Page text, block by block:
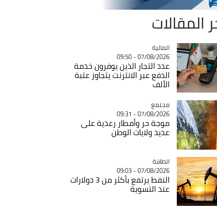
المقالات
Catégorie
المالية
07/08/2026 - 09:50
عدد التجار الذين يوفرون خدمة
الدفع عبر الانترنت يتجاوز عتبة
الألف
Catégorie
مجتمع
07/08/2026 - 09:31
موجة حر وأمطار رعدية على
عديد ولايات الوطن
Catégorie
الطاقة
07/08/2026 - 09:03
النفط يرتفع بأكثر من 3 دولارات
عند التسوية